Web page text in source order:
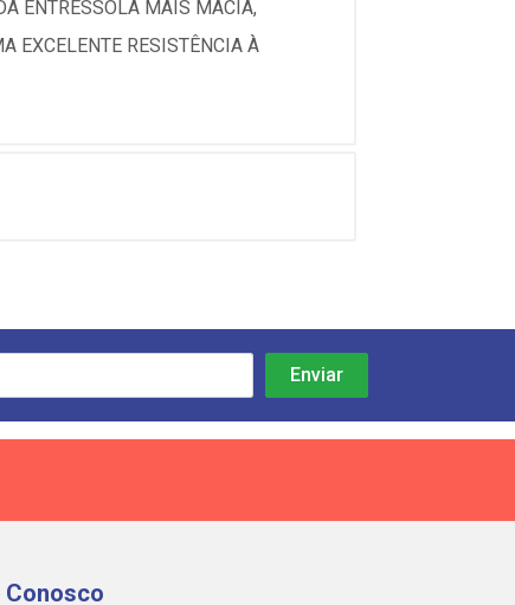
ENTRESSOLA MAIS MACIA,
EXCELENTE RESISTÊNCIA À
Conosco